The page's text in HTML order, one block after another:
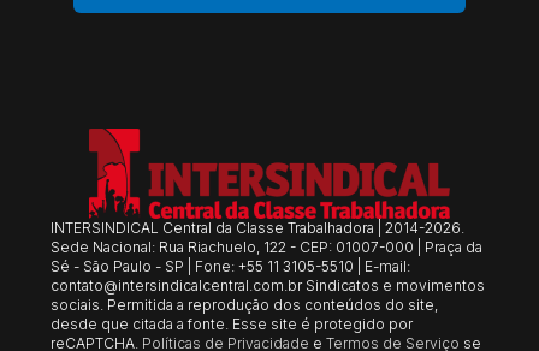
INTERSINDICAL Central da Classe Trabalhadora | 2014-2026.
Sede Nacional: Rua Riachuelo, 122 - CEP: 01007-000 | Praça da
Sé - São Paulo - SP | Fone: +55 11 3105-5510 | E-mail:
contato@intersindicalcentral.com.br Sindicatos e movimentos
sociais. Permitida a reprodução dos conteúdos do site,
desde que citada a fonte. Esse site é protegido por
reCAPTCHA. Políticas de Privacidade eTermos de Serviço se